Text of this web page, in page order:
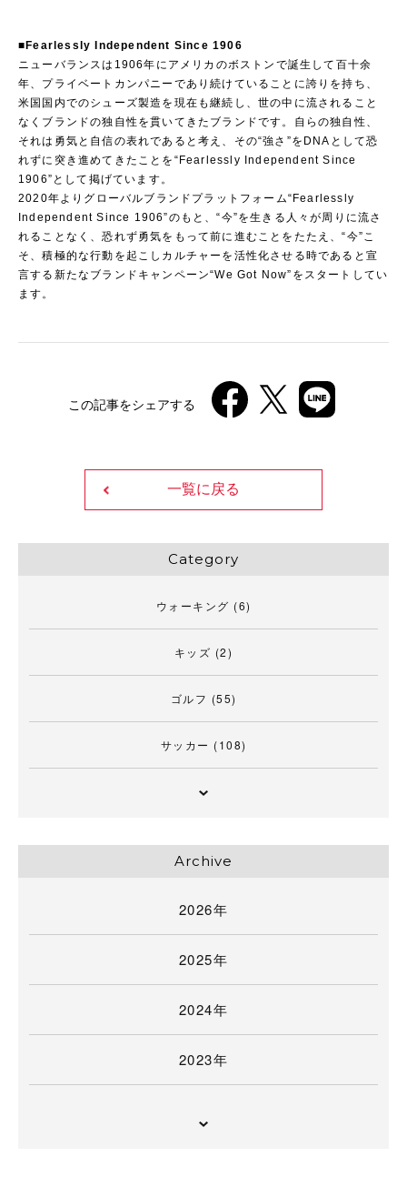
■Fearlessly Independent Since 1906
ニューバランスは1906年にアメリカのボストンで誕生して百十余
年、プライベートカンパニーであり続けていることに誇りを持ち、
米国国内でのシューズ製造を現在も継続し、世の中に流されること
なくブランドの独自性を貫いてきたブランドです。自らの独自性、
それは勇気と自信の表れであると考え、その“強さ”をDNAとして恐
れずに突き進めてきたことを“Fearlessly Independent Since
1906”として掲げています。
2020年よりグローバルブランドプラットフォーム“Fearlessly
Independent Since 1906”のもと、“今”を生きる人々が周りに流さ
れることなく、恐れず勇気をもって前に進むことをたたえ、“今”こ
そ、積極的な行動を起こしカルチャーを活性化させる時であると宣
言する新たなブランドキャンペーン“We Got Now”をスタートしてい
ます。
この記事をシェアする
一覧に戻る
Category
ウォーキング (6)
キッズ (2)
ゴルフ (55)
サッカー (108)
Archive
2026年
2025年
2024年
2023年